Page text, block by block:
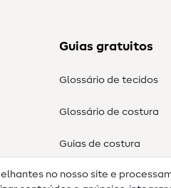
Guias gratuitos
Glossário de tecidos
Glossário de costura
Guias de costura
no nosso site e